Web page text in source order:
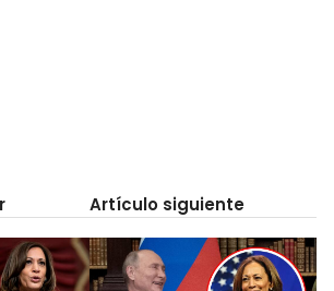
Artículo siguiente